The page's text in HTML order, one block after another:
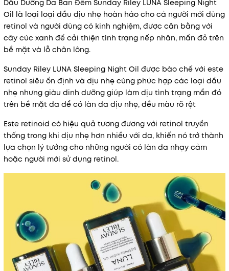
Dầu Dưỡng Da Ban Đêm Sunday Riley LUNA Sleeping Night
Oil là loại loại dầu dịu nhẹ hoàn hảo cho cả người mới dùng
retinol và người dùng có kinh nghiệm, được cân bằng với
cây cúc xanh để cải thiện tình trạng nếp nhăn, mẩn đỏ trên
bề mặt và lỗ chân lông.
Sunday Riley LUNA Sleeping Night Oil được bào chế với este
retinol siêu ổn định và dịu nhẹ cùng phức hợp các loại dầu
nhẹ nhưng giàu dinh dưỡng giúp làm dịu tình trạng mẩn đỏ
trên bề mặt da để có làn da dịu nhẹ, đều màu rõ rệt
Este retinoid có hiệu quả tương đương với retinol truyền
thống trong khi dịu nhẹ hơn nhiều với da, khiến nó trở thành
lựa chọn lý tưởng cho những người có làn da nhạy cảm
hoặc người mới sử dụng retinol.